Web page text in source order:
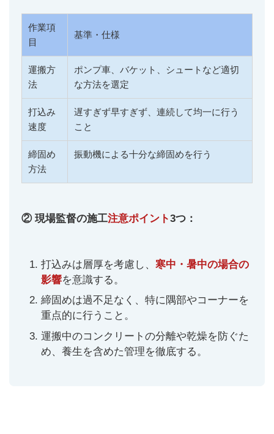
作業項
目
基準・仕様
運搬方
法
ポンプ車、バケット、シュートなど適切
な方法を選定
打込み
速度
遅すぎず早すぎず、連続して均一に行う
こと
締固め
方法
振動機による十分な締固めを行う
② 現場監督の施工注意ポイント3つ：
打込みは層厚を考慮し、 寒中・暑中の場合の
影響を意識する。
締固めは過不足なく、特に隅部やコーナーを
重点的に行うこと。
運搬中のコンクリートの分離や乾燥を防ぐた
め、養生を含めた管理を徹底する。